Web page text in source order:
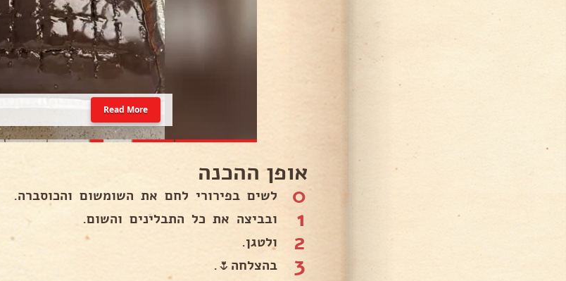
Read More
אופן ההכנה
0 לשים בפירורי לחם את השומשום והכוסברה.
1 ובביצה את כל התבלינים והשום.
2 ולטגן.
3 בהצלחה🌷.